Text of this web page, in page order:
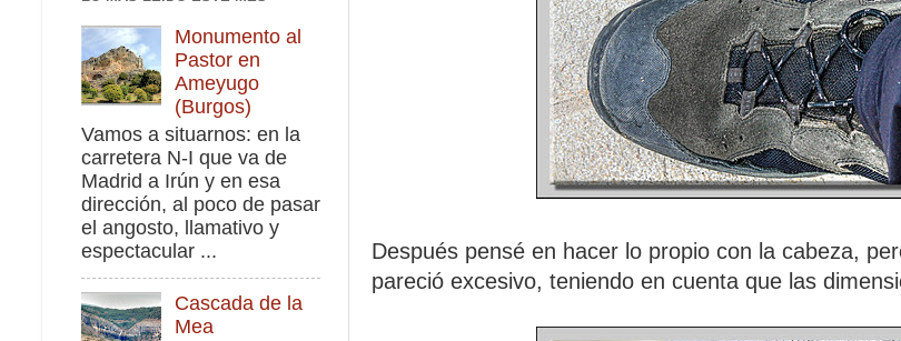
Después pensé en hacer lo propio con la cabeza,
pareció excesivo, teniendo en cuenta que las
Monumento al
Pastor en
Ameyugo
(Burgos)
Vamos a situarnos: en la
carretera N-I que va de
Madrid a Irún y en esa
dirección, al poco de pasar
el angosto, llamativo y
espectacular ...
Cascada de la
Mea